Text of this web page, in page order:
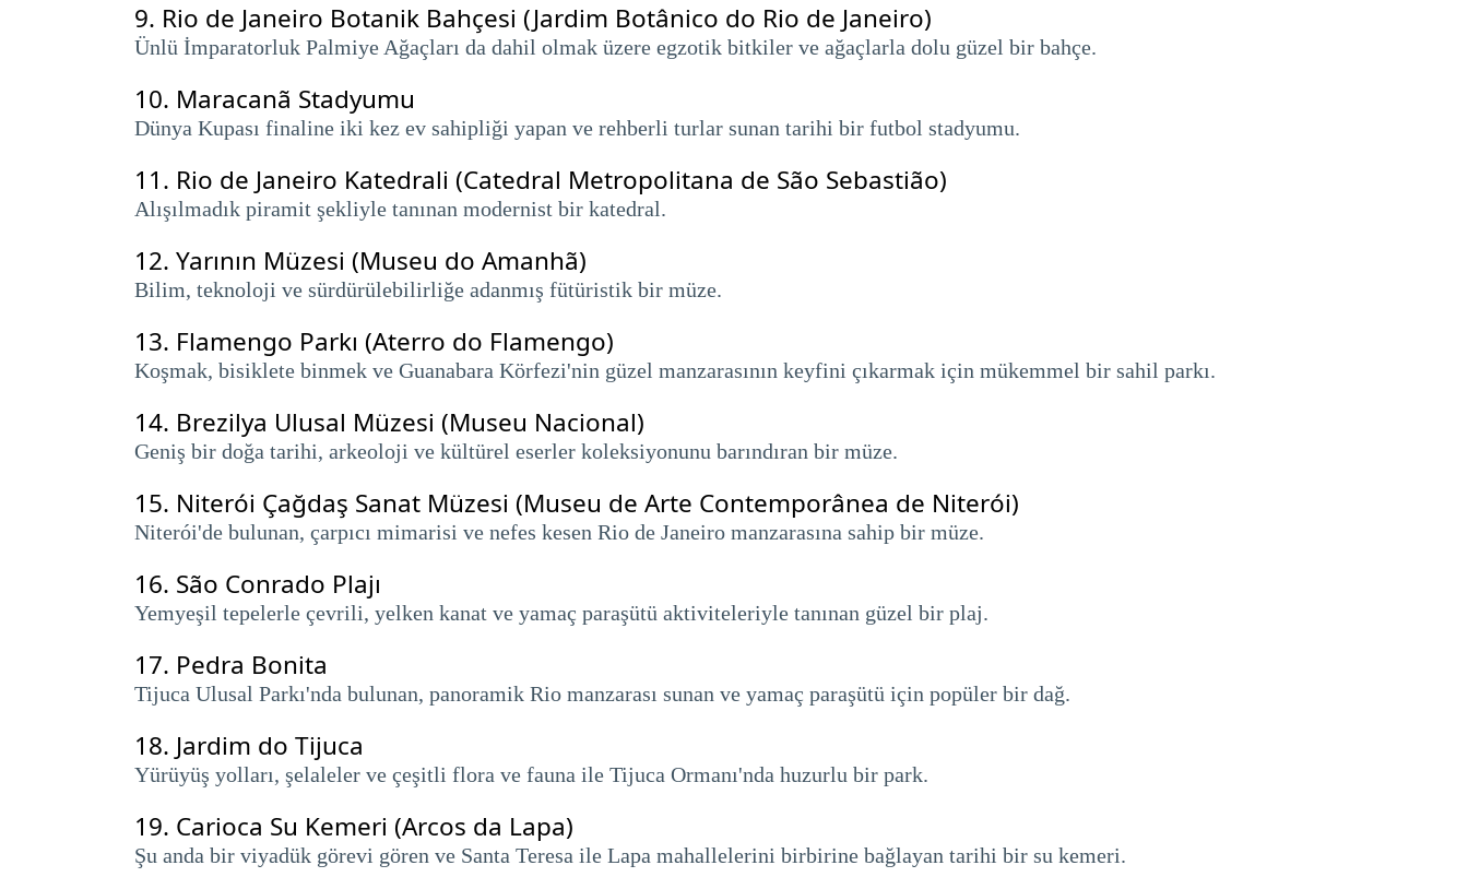
9. Rio de Janeiro Botanik Bahçesi (Jardim Botânico do Rio de Janeiro)
Ünlü İmparatorluk Palmiye Ağaçları da dahil olmak üzere egzotik bitkiler ve ağaçlarla dolu güzel bir bahçe.
10. Maracanã Stadyumu
Dünya Kupası finaline iki kez ev sahipliği yapan ve rehberli turlar sunan tarihi bir futbol stadyumu.
11. Rio de Janeiro Katedrali (Catedral Metropolitana de São Sebastião)
Alışılmadık piramit şekliyle tanınan modernist bir katedral.
12. Yarının Müzesi (Museu do Amanhã)
Bilim, teknoloji ve sürdürülebilirliğe adanmış fütüristik bir müze.
13. Flamengo Parkı (Aterro do Flamengo)
Koşmak, bisiklete binmek ve Guanabara Körfezi'nin güzel manzarasının keyfini çıkarmak için mükemmel bir sahil parkı.
14. Brezilya Ulusal Müzesi (Museu Nacional)
Geniş bir doğa tarihi, arkeoloji ve kültürel eserler koleksiyonunu barındıran bir müze.
15. Niterói Çağdaş Sanat Müzesi (Museu de Arte Contemporânea de Niterói)
Niterói'de bulunan, çarpıcı mimarisi ve nefes kesen Rio de Janeiro manzarasına sahip bir müze.
16. São Conrado Plajı
Yemyeşil tepelerle çevrili, yelken kanat ve yamaç paraşütü aktiviteleriyle tanınan güzel bir plaj.
17. Pedra Bonita
Tijuca Ulusal Parkı'nda bulunan, panoramik Rio manzarası sunan ve yamaç paraşütü için popüler bir dağ.
18. Jardim do Tijuca
Yürüyüş yolları, şelaleler ve çeşitli flora ve fauna ile Tijuca Ormanı'nda huzurlu bir park.
19. Carioca Su Kemeri (Arcos da Lapa)
Şu anda bir viyadük görevi gören ve Santa Teresa ile Lapa mahallelerini birbirine bağlayan tarihi bir su kemeri.